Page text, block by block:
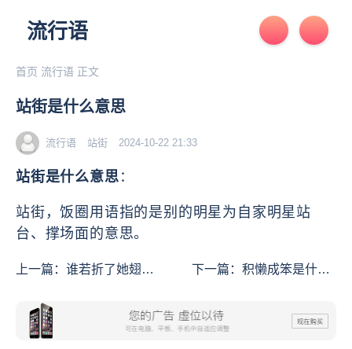
流行语
首页 流行语 正文
站街是什么意思
流行语 站街 2024-10-22 21:33
站街是什么意思 ：
站街，饭圈用语指的是别的明星为自家明星站
台、撑场面的意思。
上一篇： 谁若折了她翅
是什么意思
下一篇：积懒成笨是什么